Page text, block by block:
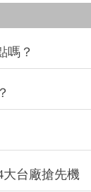
嗎？
台廠搶先機